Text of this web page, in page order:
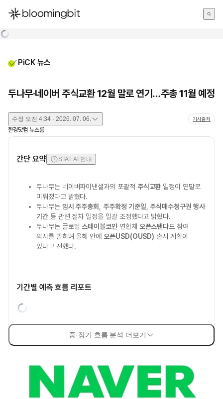
한국어
PiCK 뉴스
두나무·네이버 주식교환 12월 말로 연기…주총 11월 예정
수정 오전 4:34 · 2026. 07. 06. 기사출처
한경닷컴 뉴스룸
간단 요약 STAT AI 안내
두나무는 네이버파이낸셜과의 포괄적 주식교환 일정이 연말로
미뤄졌다고 밝혔다.
두나무는 임시 주주총회 ,주주확정 기준일 ,주식매수청구권 행사
기간등 관련 절차 일정을 일괄 조정했다고 밝혔다.
두나무는 글로벌 스테이블코인 연합체 오픈스탠다드 참여
의사를 밝히며 올해 안에 오픈USD(OUSD) 출시 계획이
있다고 전했다.
기간별 예측 흐름 리포트
중·장기 흐름 분석 더보기